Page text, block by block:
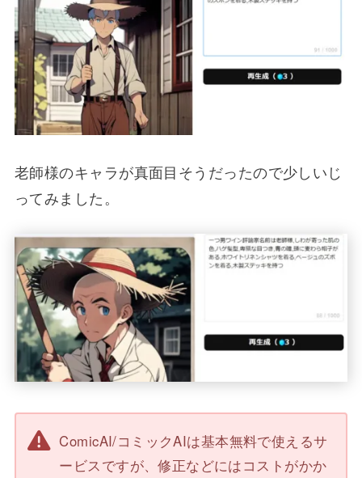
老師様のキャラが真面目そうだったので少しいじ
ってみました。
ComicAI/コミックAIは基本無料で使えるサ
ービスですが、修正などにはコストがかか